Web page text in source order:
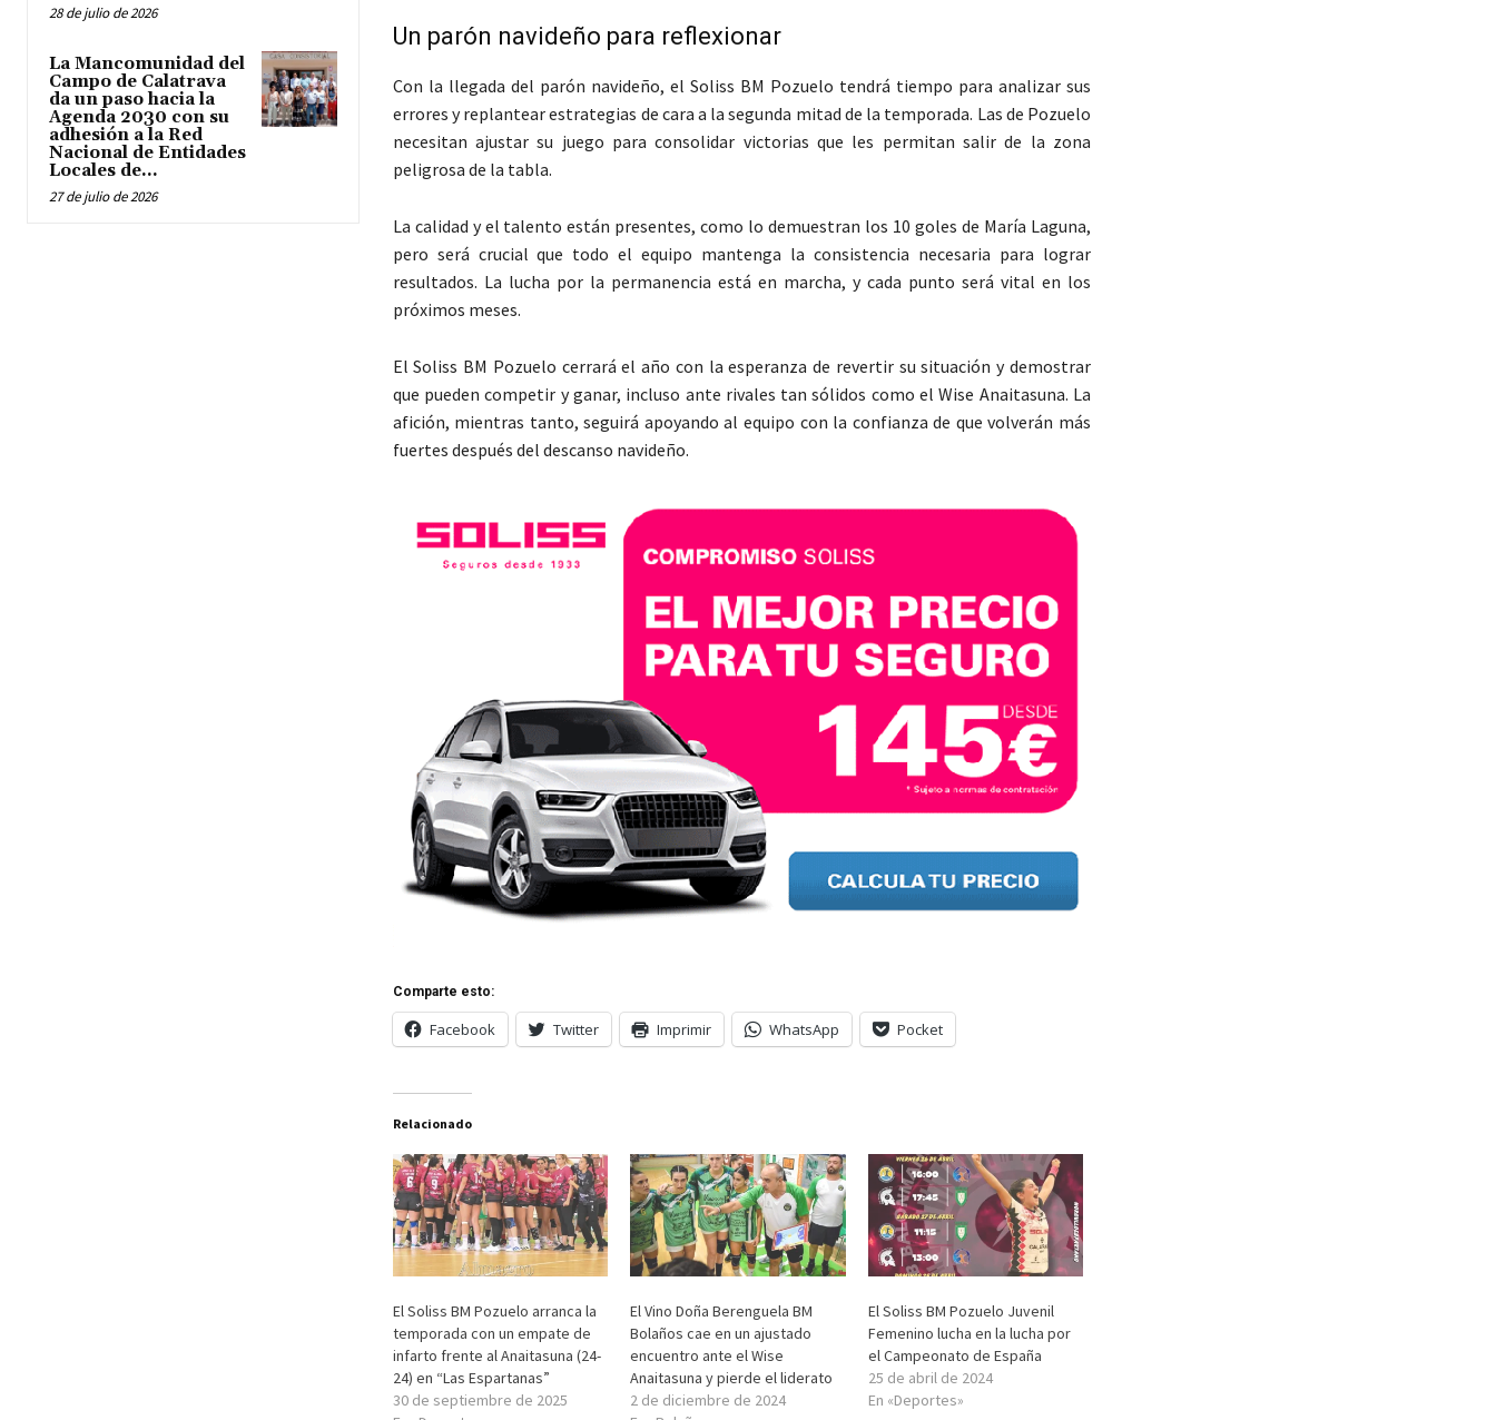
28 de julio de 2026
La Mancomunidad del
Campo de Calatrava
da un paso hacia la
Agenda 2030 con su
adhesión a la Red
Nacional de Entidades
Locales de...
27 de julio de 2026
Un parón navideño para reflexionar
Con la llegada del parón navideño, el Soliss BM Pozuelo tendrá tiempo para analizar sus
errores y replantear estrategias de cara a la segunda mitad de la temporada. Las de Pozuelo
necesitan ajustar su juego para consolidar victorias que les permitan salir de la zona
peligrosa de la tabla.
La calidad y el talento están presentes, como lo demuestran los 10 goles de María Laguna,
pero será crucial que todo el equipo mantenga la consistencia necesaria para lograr
resultados. La lucha por la permanencia está en marcha, y cada punto será vital en los
próximos meses.
El Soliss BM Pozuelo cerrará el año con la esperanza de revertir su situación y demostrar
que pueden competir y ganar, incluso ante rivales tan sólidos como el Wise Anaitasuna. La
afición, mientras tanto, seguirá apoyando al equipo con la confianza de que volverán más
fuertes después del descanso navideño.
Comparte esto:
Facebook Twitter Imprimir WhatsApp Pocket
Relacionado
El Soliss BM Pozuelo arranca la
temporada con un empate de
infarto frente al Anaitasuna (24-
24) en “Las Espartanas”
30 de septiembre de 2025
El Vino Doña Berenguela BM
Bolaños cae en un ajustado
encuentro ante el Wise
Anaitasuna y pierde el liderato
2 de diciembre de 2024
El Soliss BM Pozuelo Juvenil
Femenino lucha en la lucha por
el Campeonato de España
25 de abril de 2024
En «Deportes»